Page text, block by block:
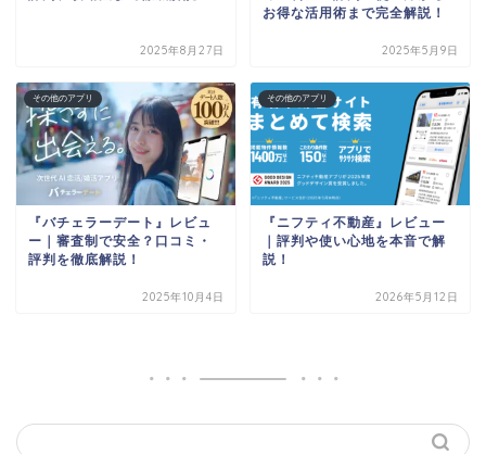
2025年8月27日
お得な活用術まで完全解説！
2025年5月9日
その他のアプリ
『バチェラーデート』レビュ
ー｜審査制で安全？口コミ・
評判を徹底解説！
2025年10月4日
その他のアプリ
『ニフティ不動産』レビュー
｜評判や使い心地を本音で解
説！
2026年5月12日